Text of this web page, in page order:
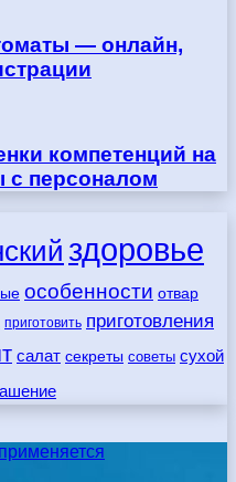
— онлайн,
компетенций на
с персоналом
здоровье
особенности отвар
приготовить приготовления
салат секреты советы сухой